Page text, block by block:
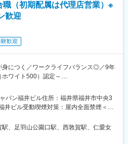
職（初期配属は代理店営業）※
歓迎
歓迎
身につく／ワークライフバランス◎／9年
ワイト500）認定～
のさまざまなリスクを分析し、最適なソ
。保険商品だけでなく、グループ各社
の提案や、事故を未然に防ぐための提案
専門知識を身につけ、キャリアアップを
ます。
パン福井ビル住所：福井県福井市中央3
井ビル受動喫煙対策：屋内全面禁煙＜勤
トビル住所：福井県敦賀市中央町1-15-
受動喫煙対策：屋内全面禁煙変更の範
リモートワーク含む）
、足羽山公園口駅、西敦賀駅、仁愛女